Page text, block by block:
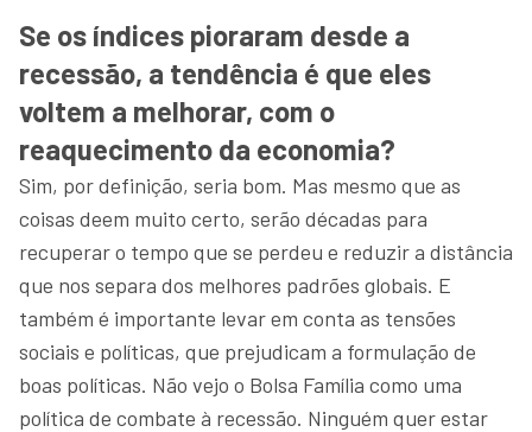
Se os índices pioraram desde a
recessão, a tendência é que eles
voltem a melhorar, com o
reaquecimento da economia?
Sim, por definição, seria bom. Mas mesmo que as
coisas deem muito certo, serão décadas para
recuperar o tempo que se perdeu e reduzir a distância
que nos separa dos melhores padrões globais. E
também é importante levar em conta as tensões
sociais e políticas, que prejudicam a formulação de
boas políticas. Não vejo o Bolsa Família como uma
política de combate à recessão. Ninguém quer estar